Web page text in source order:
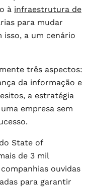
à infraestrutura de
para mudar
isso, a um cenário
três aspectos:
da informação e
a estratégia
empresa sem
State of
de 3 mil
ouvidas
para garantir